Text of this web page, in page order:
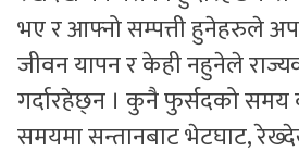
भए र आफ्नो सम्पत्ती हुनेहरुले
जीवन यापन र केही नहुनेले
गर्दारहेछ्न । कुनै फुर्सदको समय
समयमा सन्तानबाट भेटघाट,